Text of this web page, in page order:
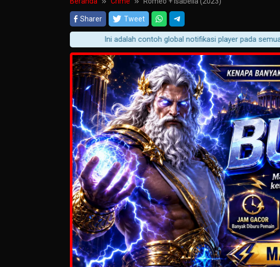
Sharer Tweet
Ini adalah contoh global notifikasi player pada semua